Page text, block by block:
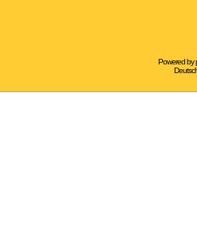
Powered by